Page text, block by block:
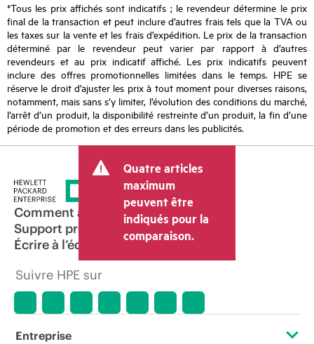
*Tous les prix affichés sont indicatifs ; le revendeur détermine le prix
final de la transaction et peut inclure d’autres frais tels que la TVA ou
les taxes sur la vente et les frais d’expédition. Le prix de la transaction
déterminé par le revendeur peut varier par rapport à d’autres
revendeurs et au prix indicatif affiché. Les prix indicatifs peuvent
inclure des offres promotionnelles limitées dans le temps. HPE se
réserve le droit d’ajuster les prix à tout moment pour diverses raisons,
notamment, mais sans s’y limiter, l’évolution des conditions du marché,
l’arrêt d’un produit, la disponibilité restreinte d’un produit, la fin d’une
période de promotion et des erreurs dans les publicités.
Quatre articles
maximum
peuvent être
indiqués pour la
comparaison.
Comment acheter
Support produit
Écrire à l’équipe commerciale
Suivre HPE sur
Entreprise